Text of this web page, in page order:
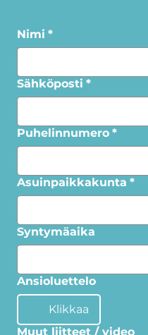
Nimi *
Sähköposti *
Puhelinnumero *
Asuinpaikkakunta *
Syntymäaika
Ansioluettelo
Klikkaa
Muut liitteet / video